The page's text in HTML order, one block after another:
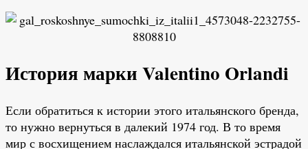
История марки Valentino Orlandi
Если обратиться к истории этого итальянского бренда,
то нужно вернуться в далекий 1974 год. В то время
мир с восхищением наслаждался итальянской эстрадой